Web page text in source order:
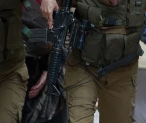
& hilfe